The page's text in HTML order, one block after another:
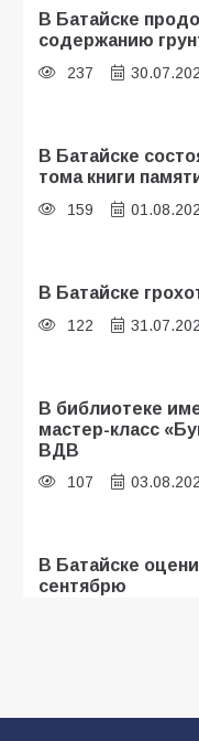
В Батайске
содержанию
237
В Батайске
тома книги
159
В Батайске
122
В библиотеке
мастер-класс
ВДВ
107
В Батайске
сентябрю